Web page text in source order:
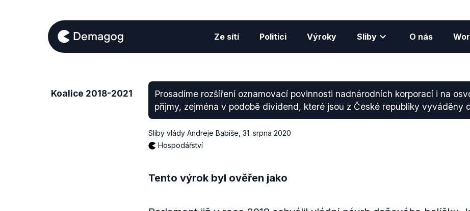
Ze sítí Politici Výroky Sliby O nás
Koalice 2018-2021
Prosadíme rozšíření oznamovací povinnosti nadnárodních korporací i na
příjmy, zejména v podobě dividend, které jsou z České republiky vyváděny
Sliby vlády Andreje Babiše 31. srpna 2020
Hospodářství
Tento výrok byl ověřen jako